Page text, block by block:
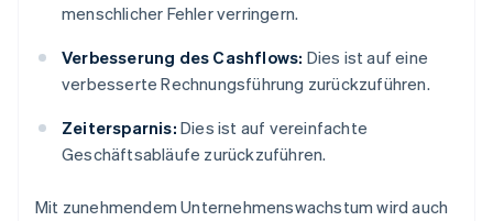
menschlicher Fehler verringern.
Verbesserung des Cashflows: Dies ist auf eine
verbesserte Rechnungsführung zurückzuführen.
Zeitersparnis: Dies ist auf vereinfachte
Geschäftsabläufe zurückzuführen.
Mit zunehmendem Unternehmenswachstum wird auch